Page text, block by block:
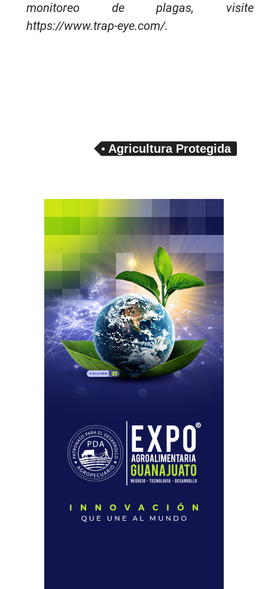
monitoreo de plagas, visite
https://www.trap-eye.com/.
Agricultura Protegida